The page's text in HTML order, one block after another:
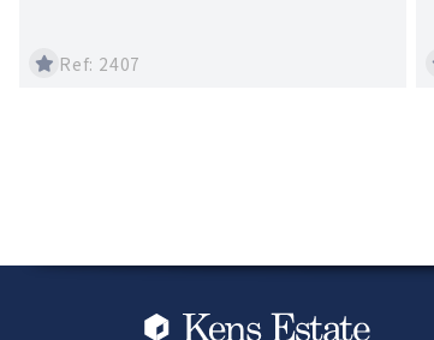
Ref: 2407